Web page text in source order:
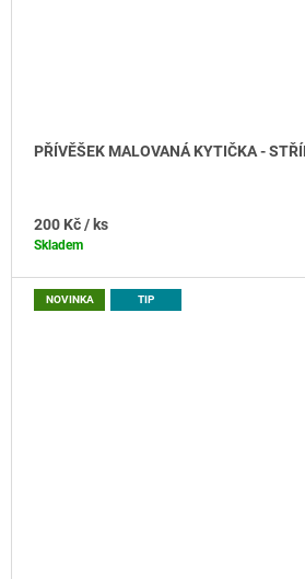
PŘÍVĚŠEK MALOVANÁ KYTIČKA -
200 Kč/ ks
Skladem
NOVINKA TIP